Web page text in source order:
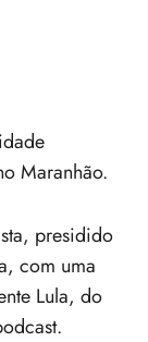
Maranhão.
presidido
com uma
Lula, do